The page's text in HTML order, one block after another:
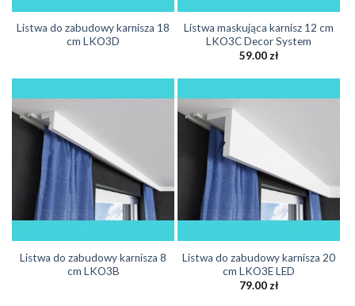
Listwa do zabudowy karnisza 18
cm LKO3D
Listwa maskująca karnisz 12 cm
LKO3C Decor System
59.00zł
Listwa do zabudowy karnisza 8
cm LKO3B
Listwa do zabudowy karnisza 20
cm LKO3E LED
79.00 zł